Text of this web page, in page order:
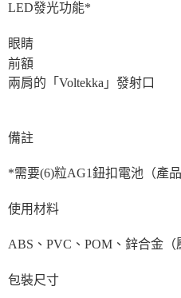
LED發光功能*
眼睛
前額
兩肩的「Voltekka」發射口
備註
*需要(6)粒AG1鈕扣電池（產
使用材料
ABS、PVC、POM、鋅合金（
包裝尺寸